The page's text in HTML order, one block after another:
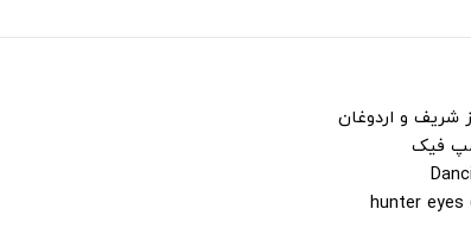
شریف و اردوغان
فیک